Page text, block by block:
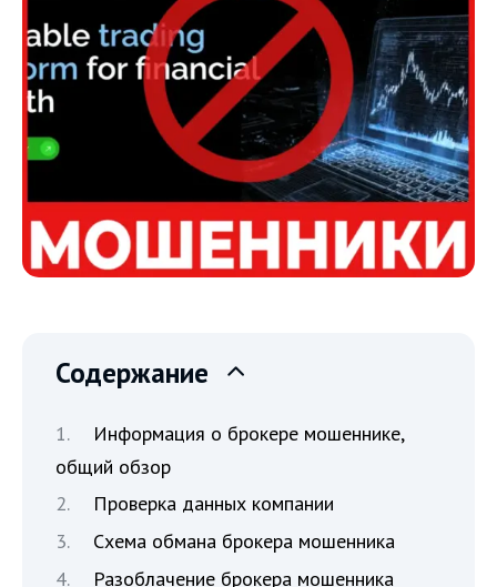
Содержание
Информация о брокере мошеннике,
общий обзор
Проверка данных компании
Схема обмана брокера мошенника
Разоблачение брокера мошенника